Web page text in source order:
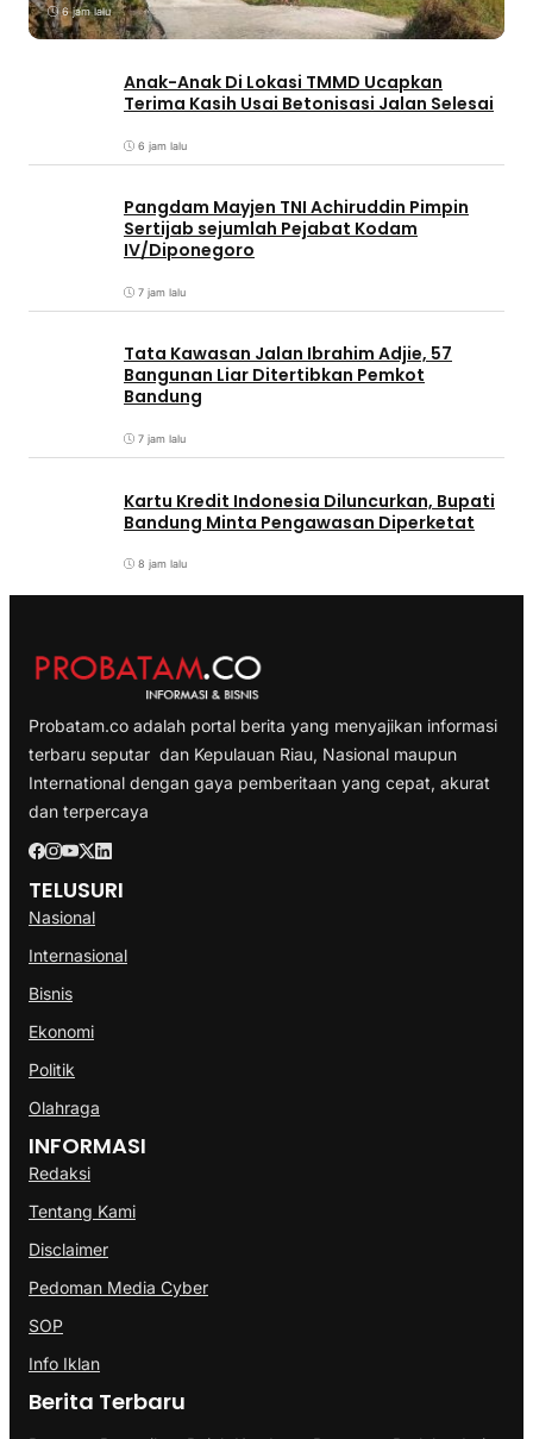
6 jam lalu
Anak-Anak Di Lokasi TMMD Ucapkan
Terima Kasih Usai Betonisasi Jalan Selesai
6 jam lalu
Pangdam Mayjen TNI Achiruddin Pimpin
Sertijab sejumlah Pejabat Kodam
IV/Diponegoro
7 jam lalu
Tata Kawasan Jalan Ibrahim Adjie, 57
Bangunan Liar Ditertibkan Pemkot
Bandung
7 jam lalu
Kartu Kredit Indonesia Diluncurkan, Bupati
Bandung Minta Pengawasan Diperketat
8 jam lalu
Probatam.co adalah portal berita yang menyajikan informasi
terbaru seputar dan Kepulauan Riau, Nasional maupun
International dengan gaya pemberitaan yang cepat, akurat
dan terpercaya
TELUSURI
Nasional
Internasional
Bisnis
Ekonomi
Politik
Olahraga
INFORMASI
Redaksi
Tentang Kami
Disclaimer
Pedoman Media Cyber
SOP
Info Iklan
Berita Terbaru